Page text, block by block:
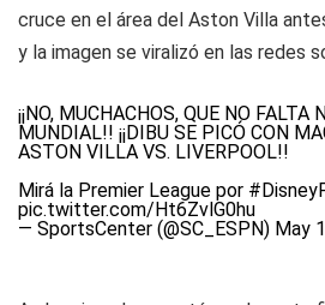
cruce en el área del Aston Villa
y la imagen se viralizó en las redes
¡¡NO, MUCHACHOS, QUE NO FALTA
MUNDIAL!! ¡¡DIBU SE PICÓ CON
ASTON VILLA VS. LIVERPOOL!!
Mirá la Premier League por
pic.twitter.com/Ht6ZvlG0hu
— SportsCenter (@SC_ESPN) May